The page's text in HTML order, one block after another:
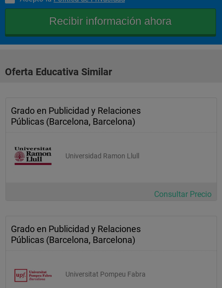
Oferta Educativa Similar
Grado en Publicidad y Relaciones
Públicas (Barcelona, Barcelona)
Universidad Ramon Llull
Consultar Precio
Grado en Publicidad y Relaciones
Públicas (Barcelona, Barcelona)
Universitat Pompeu Fabra